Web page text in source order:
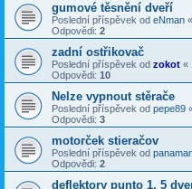
gumové těsnění dveří
Poslední příspěvek od eNman «
Odpovědi: 2
zadní ostřikovač
Poslední příspěvek od zokot «
Odpovědi: 10
Nelze vypnout stěrače
Poslední příspěvek od pepe89
Odpovědi: 3
motorček stieračov
Poslední příspěvek od
Odpovědi: 2
deflektory punto 1, 5